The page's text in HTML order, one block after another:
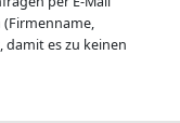
damit es zu keinen